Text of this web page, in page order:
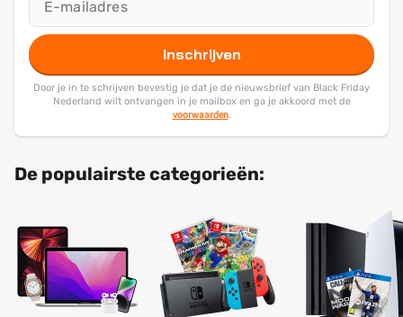
Inschrijven
Door je in te schrijven bevestig je dat je de nieuwsbrief van Black Friday
Nederland wilt ontvangen in je mailbox en ga je akkoord met de
voorwaarden.
De populairste categorieën: